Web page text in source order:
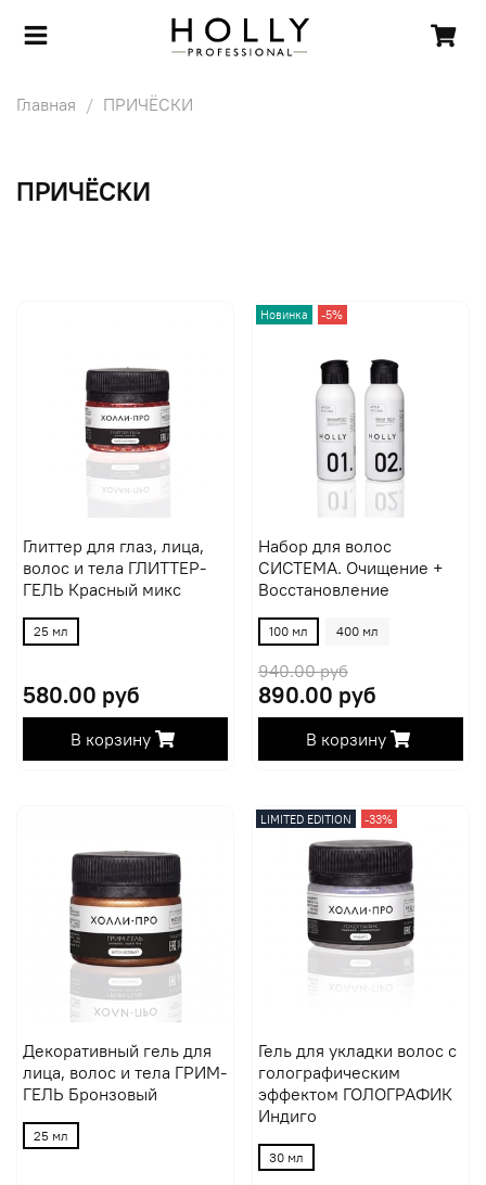
Главная ПРИЧЁСКИ
ПРИЧЁСКИ
Глиттер для глаз, лица,
волос и тела ГЛИТТЕР-
ГЕЛЬ Красный микс
25 мл
580.00 руб
В корзину
Новинка -5%
Набор для волос
СИСТЕМА. Очищение +
Восстановление
100 мл 400 мл
940.00 руб
890.00 руб
В корзину
Декоративный гель для
лица, волос и тела ГРИМ-
ГЕЛЬ Бронзовый
25 мл
LIMITED EDITION -33%
Гель для укладки волос с
голографическим
эффектом ГОЛОГРАФИК
Индиго
30 мл